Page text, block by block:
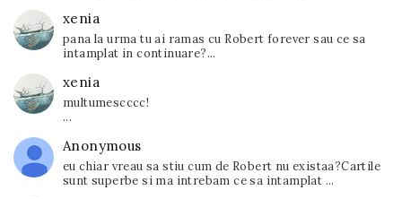
xenia
pana la urma tu ai ramas cu Robert forever sau ce sa
intamplat in continuare?...
xenia
multumescccc!
...
Anonymous
eu chiar vreau sa stiu cum de Robert nu existaa?Cartile
sunt superbe si ma intrebam ce sa intamplat ...